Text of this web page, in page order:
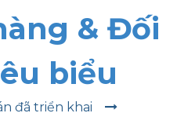
& Đối
biểu
đã triển khai